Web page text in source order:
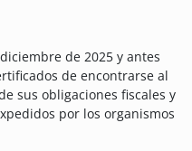
de 2025 y antes
de encontrarse al
sus obligaciones fiscales y
por los organismos